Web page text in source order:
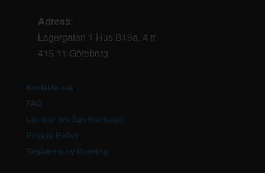
Adress:
Lagergatan 1 Hus B19a, 4 tr
415 11 Göteborg
Kontakta oss
FAQ
Läs mer om Sponsorhuset
Privacy Policy
Registrera ny förening